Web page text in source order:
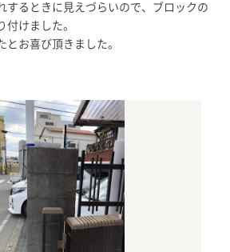
するときに見えづらいので、ブロックの
付けました。
とお喜び頂きました。